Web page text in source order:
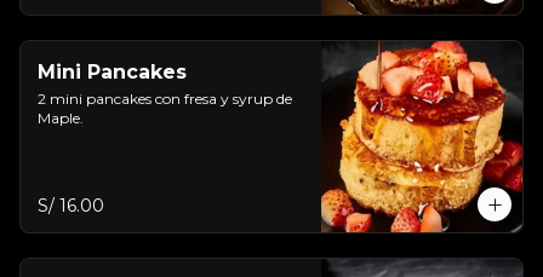
Mini Pancakes
2 mini pancakes con fresa y syrup de
Maple.
S/ 16.00